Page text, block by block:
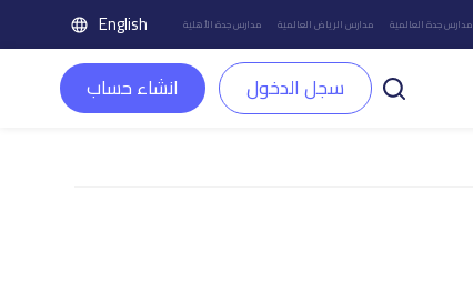
مدارس جدة العالمية مدارس الرياض العالمية مدارس جدة الأهلية English
سجل الدخول انشاء حساب